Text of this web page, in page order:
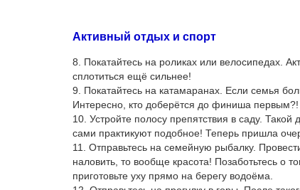
Активный отдых и спорт
8. Покатайтесь на роликах или велосипедах.
сплотиться ещё сильнее!
9. Покатайтесь на катамаранах. Если семья
Интересно, кто доберётся до финиша первым?!
10. Устройте полосу препятствия в саду.
сами практикуют подобное! Теперь пришла
11. Отправьтесь на семейную рыбалку.
наловить, то вообще красота! Позаботьтесь о
приготовьте уху прямо на берегу водоёма.